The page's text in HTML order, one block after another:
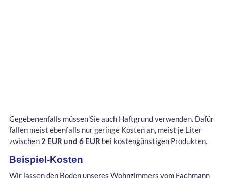
Gegebenenfalls müssen Sie auch Haftgrund verwenden. Dafür
fallen meist ebenfalls nur geringe Kosten an, meist je Liter
zwischen 2 EUR und 6 EUR bei kostengünstigen Produkten.
Beispiel-Kosten
Wir lassen den Boden unseres Wohnzimmers vom Fachmann